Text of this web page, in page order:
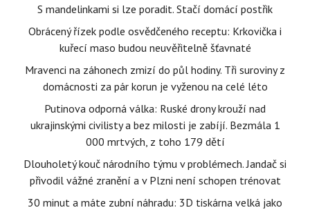
S mandelinkami si lze poradit. Stačí domácí postřik
Obrácený řízek podle osvědčeného receptu: Krkovička i
kuřecí maso budou neuvěřitelně šťavnaté
Mravenci na záhonech zmizí do půl hodiny. Tři suroviny z
domácnosti za pár korun je vyženou na celé léto
Putinova odporná válka: Ruské drony krouží nad
ukrajinskými civilisty a bez milosti je zabíjí. Bezmála 1
000 mrtvých, z toho 179 dětí
Dlouholetý kouč národního týmu v problémech. Jandač si
přivodil vážné zranění a v Plzni není schopen trénovat
30 minut a máte zubní náhradu: 3D tiskárna velká jako